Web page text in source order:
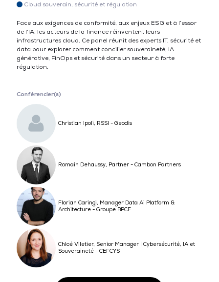
Cloud souverain, sécurité et régulation
Face aux exigences de conformité, aux enjeux ESG et à l’essor
de l’IA, les acteurs de la finance réinventent leurs
infrastructures cloud. Ce panel réunit des experts IT, sécurité et
data pour explorer comment concilier souveraineté, IA
générative, FinOps et sécurité dans un secteur à forte
régulation.
Conférencier(s)
Christian Ipoli, RSSI - Geodis
Romain Dehaussy, Partner - Cambon Partners
Florian Caringi, Manager Data Ai Platform &
Architecture - Groupe BPCE
Chloé Viletier, Senior Manager | Cybersécurité, IA et
Souveraineté - CEFCYS